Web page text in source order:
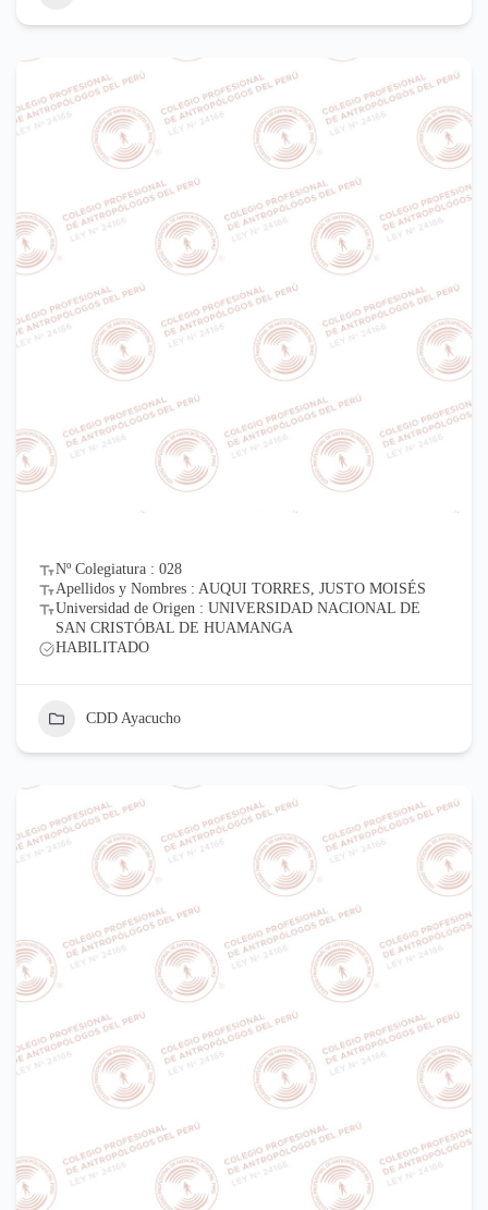
Nº Colegiatura : 028
Apellidos y Nombres : AUQUI TORRES, JUSTO MOISÉS
Universidad de Origen : UNIVERSIDAD NACIONAL DE
SAN CRISTÓBAL DE HUAMANGA
HABILITADO
CDD Ayacucho